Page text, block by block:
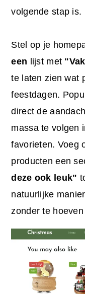
volgende stap is.
Stel op je
een lijst met
te laten zien wat
feestdagen.
direct de
massa te volgen
favorieten. Voeg
producten een
deze ook leuk"
natuurlijke
zonder te